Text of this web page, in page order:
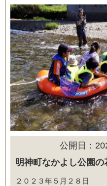
公開日：
明神町なかよし公園の
２０２３年５月２８日